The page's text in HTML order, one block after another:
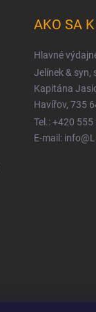
AKO SA
Hlavné
Jelínek & syn,
Kapitána
Havířov, 735
Tel.: +420
E-mail: